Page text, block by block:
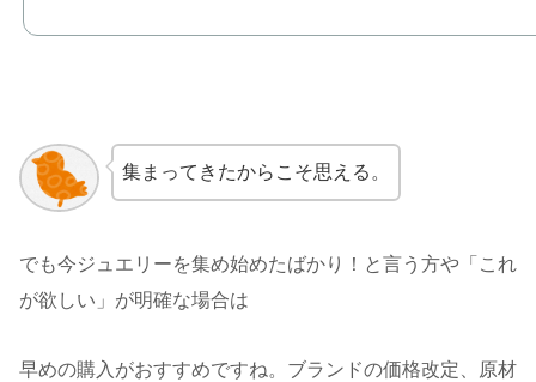
集まってきたからこそ思える。
でも今ジュエリーを集め始めたばかり！と言う方や「これ
が欲しい」が明確な場合は
早めの購入がおすすめですね。ブランドの価格改定、原材